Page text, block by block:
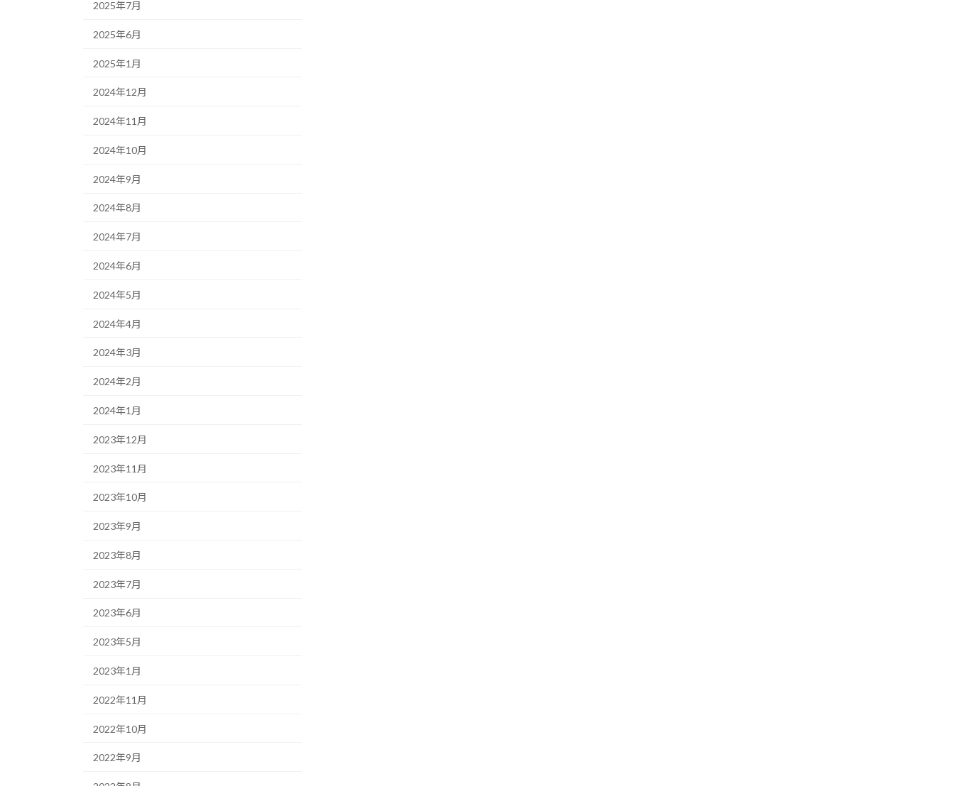
2025年7月
2025年6月
2025年1月
2024年12月
2024年11月
2024年10月
2024年9月
2024年8月
2024年7月
2024年6月
2024年5月
2024年4月
2024年3月
2024年2月
2024年1月
2023年12月
2023年11月
2023年10月
2023年9月
2023年8月
2023年7月
2023年6月
2023年5月
2023年1月
2022年11月
2022年10月
2022年9月